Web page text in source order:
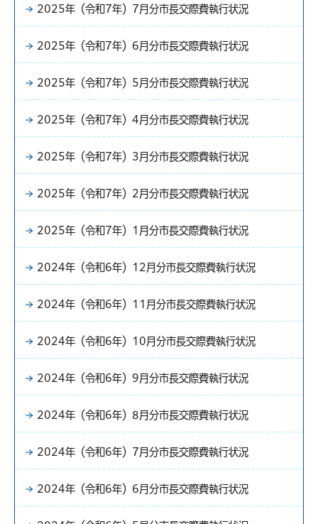
2025年（令和7年）7月分市長交際費執行状況
2025年（令和7年）6月分市長交際費執行状況
2025年（令和7年）5月分市長交際費執行状況
2025年（令和7年）4月分市長交際費執行状況
2025年（令和7年）3月分市長交際費執行状況
2025年（令和7年）2月分市長交際費執行状況
2025年（令和7年）1月分市長交際費執行状況
2024年（令和6年）12月分市長交際費執行状況
2024年（令和6年）11月分市長交際費執行状況
2024年（令和6年）10月分市長交際費執行状況
2024年（令和6年）9月分市長交際費執行状況
2024年（令和6年）8月分市長交際費執行状況
2024年（令和6年）7月分市長交際費執行状況
2024年（令和6年）6月分市長交際費執行状況